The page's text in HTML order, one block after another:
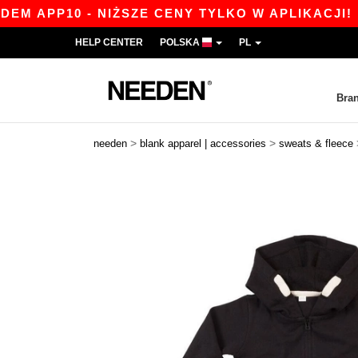
- NIŻSZE CENY TYLKO W APLIKACJI!|
HELP CENTER POLSKA PL
needen > blank apparel | accessories > sweats & fleece